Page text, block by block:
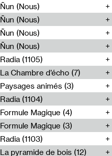
Ñun (Nous)
Ñun (Nous)
Ñun (Nous)
Ñun (Nous)
Radia (1105)
La Chambre d’écho (7)
Paysages animés (3)
Radia (1104)
Formule Magique (4)
Formule Magique (3)
Radia (1103)
La pyramide de bois (12)